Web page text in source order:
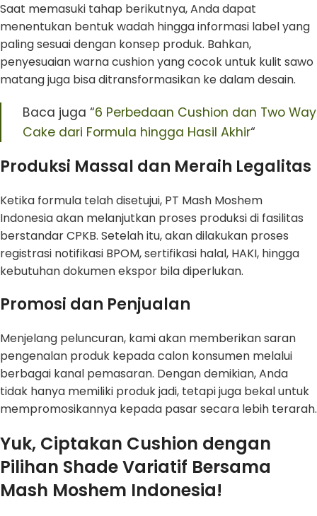
Saat memasuki tahap berikutnya, Anda dapat
menentukan bentuk wadah hingga informasi label yang
paling sesuai dengan konsep produk. Bahkan,
penyesuaian warna cushion yang cocok untuk kulit sawo
matang juga bisa ditransformasikan ke dalam desain.
Baca juga “6 Perbedaan Cushion dan Two Way
Cake dari Formula hingga Hasil Akhir“
Produksi Massal dan Meraih Legalitas
Ketika formula telah disetujui, PT Mash Moshem
Indonesia akan melanjutkan proses produksi di fasilitas
berstandar CPKB. Setelah itu, akan dilakukan proses
registrasi notifikasi BPOM, sertifikasi halal, HAKI, hingga
kebutuhan dokumen ekspor bila diperlukan.
Promosi dan Penjualan
Menjelang peluncuran, kami akan memberikan saran
pengenalan produk kepada calon konsumen melalui
berbagai kanal pemasaran. Dengan demikian, Anda
tidak hanya memiliki produk jadi, tetapi juga bekal untuk
mempromosikannya kepada pasar secara lebih terarah.
Yuk, Ciptakan Cushion dengan
Pilihan Shade Variatif Bersama
Mash Moshem Indonesia!